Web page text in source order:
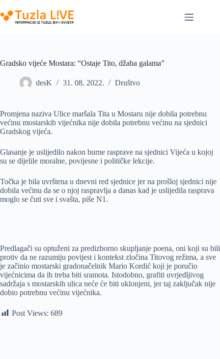
to
content
Gradsko vijeće Mostara: “Ostaje Tito, džaba galama”
desK 31. 08. 2022. Društvo
Promjena naziva Ulice maršala Tita u Mostaru nije dobila potrebnu
većinu mostarskih vijećnika nije dobila potrebnu većinu na sjednici
Gradskog vijeća.
Glasanje je uslijedilo nakon burne rasprave na sjednici Vijeća u kojoj
su se dijelile moralne, povijesne i političke lekcije.
Točka je bila uvrštena u dnevni red sjednice jer na prošloj sjednici nije
dobila većinu da se o njoj raspravlja a danas kad je uslijedila rasprava
moglo se čuti sve i svašta, piše N1.
Predlagači su optuženi za predizborno skupljanje poena, oni koji su bili
protiv da ne razumiju povijest i kontekst zločina Titovog režima, a sve
je začinio mostarski gradonačelnik Mario Kordić koji je poručio
vijećnicima da ih treba biti sramota. Istodobno, grafiti uvrjedljivog
sadržaja s mostarskih ulica neće će biti uklonjeni, jer taj zaključak nije
dobio potrebnu većinu vijećnika.
Post Views: 689